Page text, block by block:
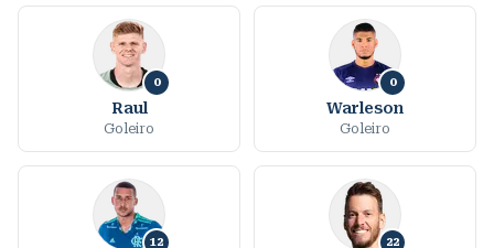
0
Raul
Goleiro
0
Warleson
Goleiro
12 22